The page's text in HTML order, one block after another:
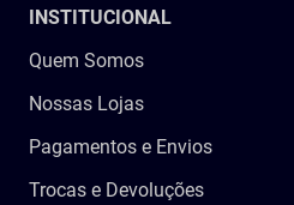
INSTITUCIONAL
Quem Somos
Nossas Lojas
Pagamentos e Envios
Trocas e Devoluções